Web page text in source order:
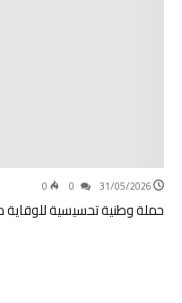
31/05/2026
0
حملة وطنية تحسيسية